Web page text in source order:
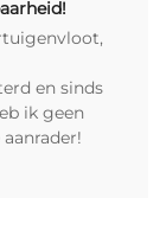
en sinds
ik geen